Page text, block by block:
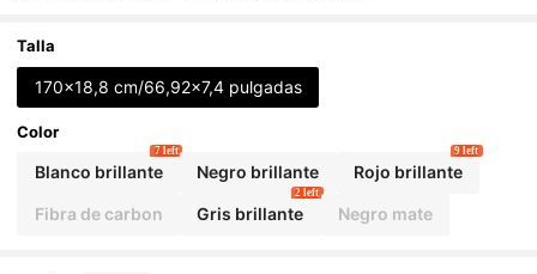
autoadhesivos desechables, gráficos divertid
os y de moda para personalizar, adecuados p
ara la mayoría de los coches
Talla
170x18,8 cm/66,92x7,4 pulgadas
Color
Blanco brillante
7 left
Negro brillante Rojo brillante
9 left
Fibra de carbon Gris brillante
2 left
Negro mate